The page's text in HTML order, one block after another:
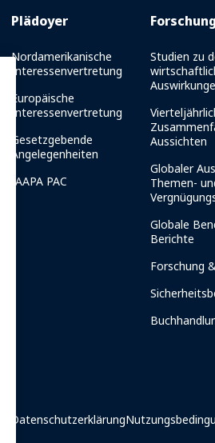
Plädoyer
Nordamerikanische
Interessenvertretung
Europäische
Interessenvertretung
Gesetzgebende
Angelegenheiten
IAAPA PAC
Studien zu
Aussichten
Globaler
Themen-
Globale
Berichte
Forschung
Datenschutzerklärung